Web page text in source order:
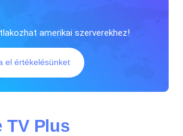
amerikai szerverekhez!
el értékelésünket
TV Plus